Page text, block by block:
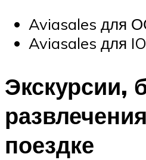
Aviasales для
Aviasales для
Экскурсии,
поездке